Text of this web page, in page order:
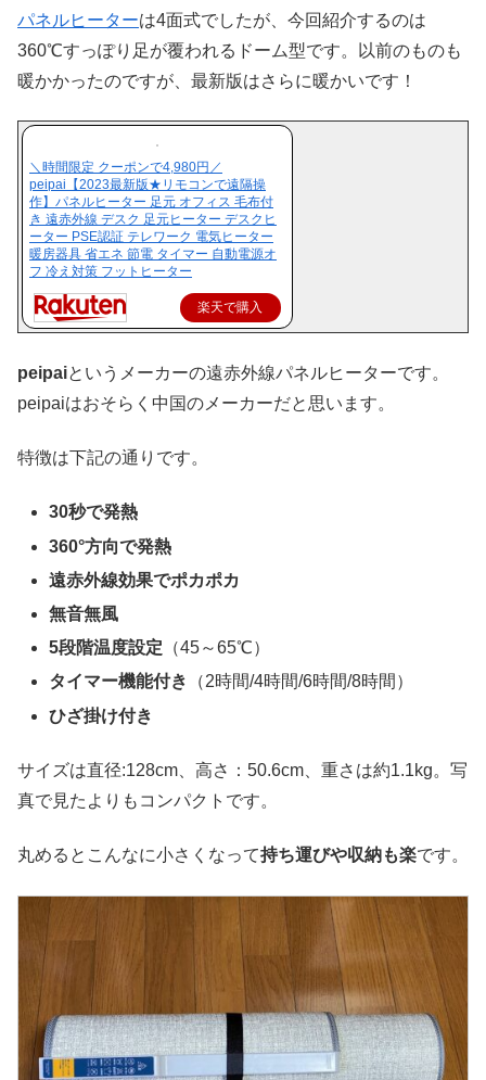
パネルヒーターは4面式でしたが、今回紹介するのは
360℃すっぽり足が覆われるドーム型です。以前のものも
暖かかったのですが、最新版はさらに暖かいです！
＼時間限定 クーポンで4,980円／
peipai【2023最新版★リモコンで遠隔操
作】パネルヒーター 足元 オフィス 毛布付
き 遠赤外線 デスク 足元ヒーター デスクヒ
ーター PSE認証 テレワーク 電気ヒーター
暖房器具 省エネ 節電 タイマー 自動電源オ
フ 冷え対策 フットヒーター
楽天で購入
peipaiというメーカーの遠赤外線パネルヒーターです。
peipaiはおそらく中国のメーカーだと思います。
特徴は下記の通りです。
30秒で発熱
360°方向で発熱
遠赤外線効果でポカポカ
無音無風
5段階温度設定 （45～65℃）
タイマー機能付き
（2時間/4時間/6時間/8時間）
ひざ掛け付き
サイズは直径:128cm、高さ：50.6cm、重さは約1.1kg。写
真で見たよりもコンパクトです。
丸めるとこんなに小さくなって持ち運びや収納も楽です。